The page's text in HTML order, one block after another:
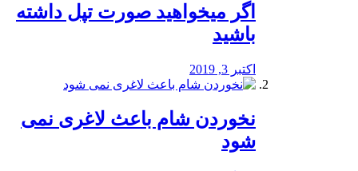
اگر میخواهید صورت تپل داشته
باشید
اکتبر 3, 2019
نخوردن شام باعث لاغری نمی
‌شود